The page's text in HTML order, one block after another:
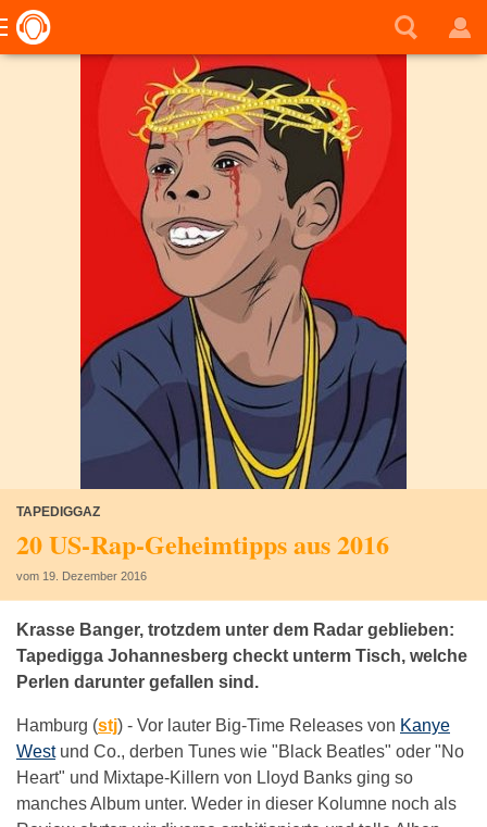
TAPEDIGGAZ
20 US-Rap-Geheimtipps aus 2016
vom 19. Dezember 2016
Krasse Banger, trotzdem unter dem Radar geblieben:
Tapedigga Johannesberg checkt unterm Tisch, welche
Perlen darunter gefallen sind.
Hamburg (stj) - Vor lauter Big-Time Releases von Kanye
Westund Co., derben Tunes wie "Black Beatles" oder "No
Heart" und Mixtape-Killern von Lloyd Banks ging so
manches Album unter. Weder in dieser Kolumne noch als